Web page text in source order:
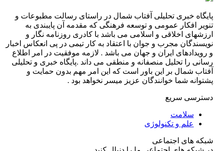
پایگاه خبری تحلیلی آفتاب شمال در راستای رسالت مطبوعات و
تنویر افکار عمومی و توسعه فرهنگی که مقدمه آن پایبندی به
ارزشهای اخلاقی و اسلامی می باشد با کادری روزنامه نگار و
نویسندگان مجرب و جوان با اعتقاد به کار تیمی در پی انعکاس اخبار
و رویدادهای ایران و جهان می باشد . لازمه موفقیت در امر اطلاع
رسانی را تحلیل منصفانه و منطقی می داند .پایگاه خبری و تحلیلی
آفتاب شمال بر این باور است که این امر مهم بدون حمایت و
پشتوانه شما خوانندگان عزیز میسر نخواهد بود .
دسترسی سریع
سلامت
علم و تکنولوژی
شبکه های اجتماعی